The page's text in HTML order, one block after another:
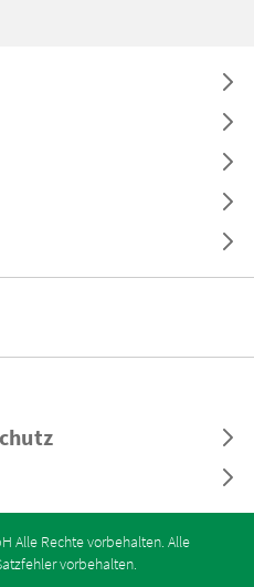
Alle Rechte vorbehalten. Alle
vorbehalten.